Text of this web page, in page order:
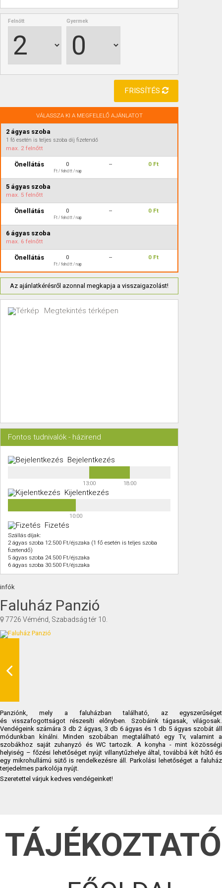
Felnőtt Gyermek
FRISSÍTÉS
VÁLASSZA KI A MEGFELELŐ AJÁNLATOT
2 ágyas szoba
1 fő esetén is teljes szoba díj fizetendő
max. 2 felnőtt
Önellátás 0
Ft / felnőtt / nap
-- 0 Ft
5 ágyas szoba
max. 5 felnőtt
Önellátás 0
Ft / felnőtt / nap
-- 0 Ft
6 ágyas szoba
max. 6 felnőtt
Önellátás 0
Ft / felnőtt / nap
-- 0 Ft
Az ajánlatkérésről azonnal megkapja a visszaigazolást!
Megtekintés térképen
Fontos tudnivalók - házirend
Bejelentkezés
13:00 18:00
Kijelentkezés
10:00
Fizetés
Szállás díjak:
2 ágyas szoba 12.500 Ft/éjszaka (1 fő esetén is teljes szoba
fizetendő)
5 ágyas szoba 24.500 Ft/éjszaka
6 ágyas szoba 30.500 Ft/éjszaka
infók
Faluház Panzió
7726 Véménd, Szabadság tér 10.
Panziónk, mely a faluházban található, az egyszerűséget
és visszafogottságot részesíti előnyben. Szobáink tágasak, világosak.
Vendégeink számára 3 db 2 ágyas, 3 db 6 ágyas és 1 db 5 ágyas szobát áll
módunkban kínálni. Minden szobában megtalálható egy Tv, valamint a
szobákhoz saját zuhanyzó és WC tartozik. A konyha - mint közösségi
helyiség – főzési lehetőséget nyújt villanytűzhelye által, továbbá két hűtő és
egy mikrohullámú sütő is rendelkezésre áll. Parkolási lehetőséget a faluház
terjedelmes parkolója nyújt.
Szeretettel várjuk kedves vendégeinket!